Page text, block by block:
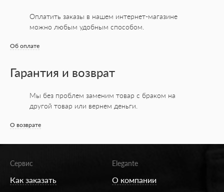
Оплатить заказы в нашем интернет-магазине
можно любым удобным способом.
Об оплате
Гарантия и возврат
Мы без проблем заменим товар с браком на
другой товар или вернем деньги.
О возврате
Сервис
Как заказать
Elegante
О компании